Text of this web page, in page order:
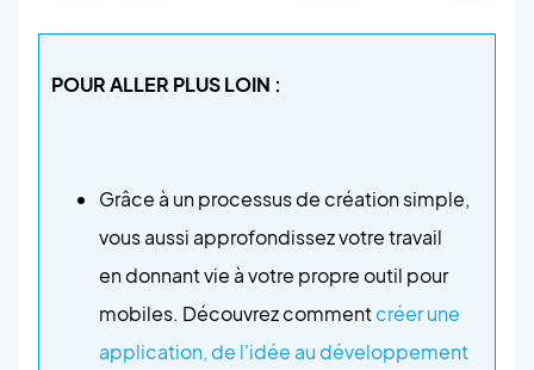
POUR ALLER PLUS LOIN :
Grâce à un processus de création simple,
vous aussi approfondissez votre travail
en donnant vie à votre propre outil pour
mobiles. Découvrez commentcréer une
application, de l'idée au développement